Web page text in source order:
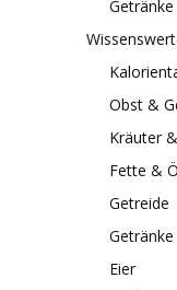
Getränke
Obst &
Kräuter
Fette &
Getreide
Getränke
Eier